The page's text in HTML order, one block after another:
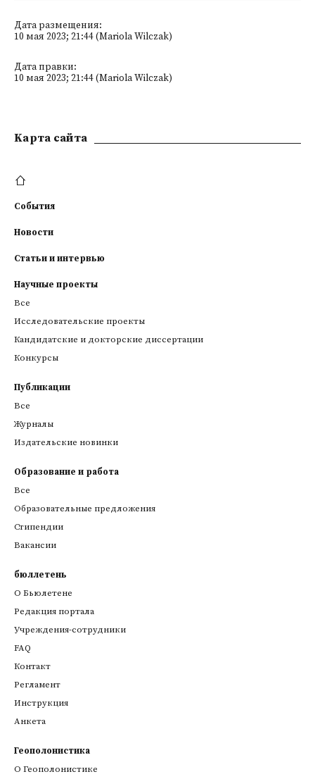
Дата размещения:
10 мая 2023; 21:44 (Mariola Wilczak)
Дата правки:
10 мая 2023; 21:44 (Mariola Wilczak)
Kарта сайта
События
Новости
Статьи и интервью
Научные проекты
Все
Исследовательские проекты
Кандидатские и докторские диссертации
Конкурсы
Публикации
Все
Журналы
Издательские новинки
Образование и работа
Все
Образовательные предложения
Стипендии
Вакансии
бюллетень
О Бьюлетене
Редакция портала
Учреждения-сотрудники
FAQ
Контакт
Регламент
Инструкция
Анкета
Геополонистика
О Геополонистике